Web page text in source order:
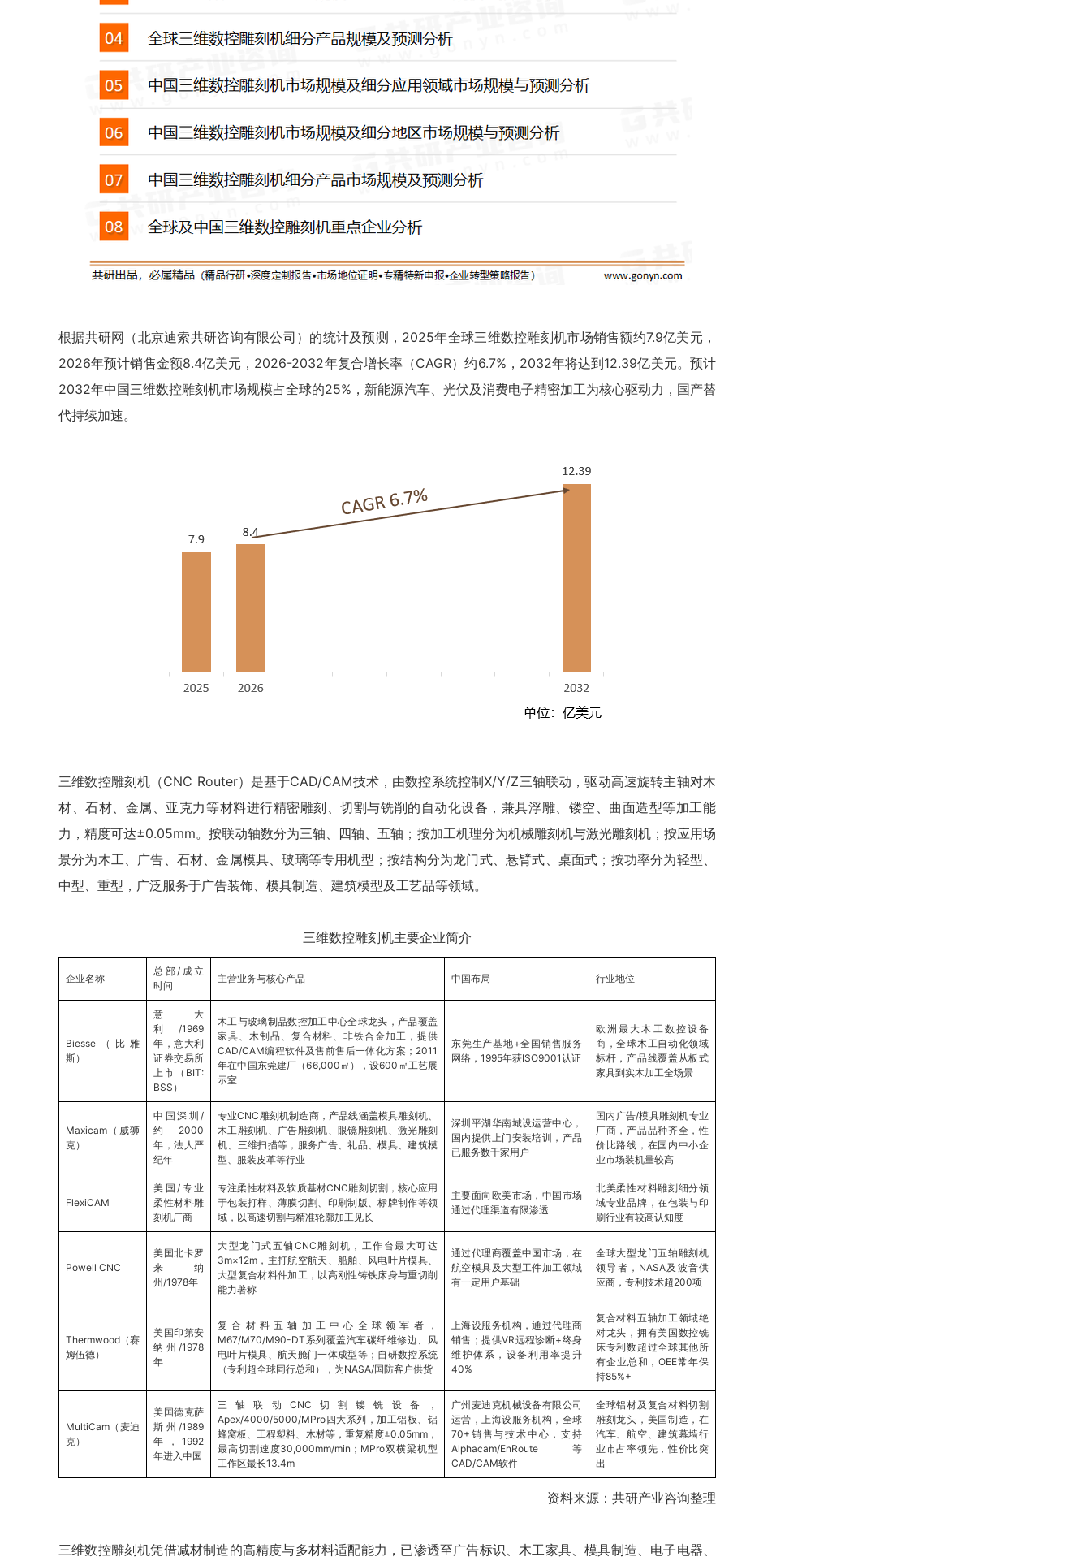
根据共研网（北京迪索共研咨询有限公司）的统计及预测，2025年全球三维数控雕刻机市场销售额约7.9亿美元，
2026年预计销售金额8.4亿美元，2026-2032年复合增长率（CAGR）约6.7%，2032年将达到12.39亿美元。预计
2032年中国三维数控雕刻机市场规模占全球的25%，新能源汽车、光伏及消费电子精密加工为核心驱动力，国产替
代持续加速。
三维数控雕刻机（CNC Router）是基于CAD/CAM技术，由数控系统控制X/Y/Z三轴联动，驱动高速旋转主轴对木
材、石材、金属、亚克力等材料进行精密雕刻、切割与铣削的自动化设备，兼具浮雕、镂空、曲面造型等加工能
力，精度可达±0.05mm。按联动轴数分为三轴、四轴、五轴；按加工机理分为机械雕刻机与激光雕刻机；按应用场
景分为木工、广告、石材、金属模具、玻璃等专用机型；按结构分为龙门式、悬臂式、桌面式；按功率分为轻型、
中型、重型，广泛服务于广告装饰、模具制造、建筑模型及工艺品等领域。
三维数控雕刻机主要企业简介
企业名称
总部/成立
时间
主营业务与核心产品 中国布局 行业地位
Biesse（比雅
斯）
意大
利/1969
年，意大利
证券交易所
上市（BIT:
BSS）
木工与玻璃制品数控加工中心全球龙头，产品覆盖
家具、木制品、复合材料、非铁合金加工，提供
CAD/CAM编程软件及售前售后一体化方案；2011
年在中国东莞建厂（66,000㎡），设600㎡工艺展
示室
东莞生产基地+全国销售服务
网络，1995年获ISO9001认证
欧洲最大木工数控设备
商，全球木工自动化领域
标杆，产品线覆盖从板式
家具到实木加工全场景
Maxicam（威狮
克）
中国深圳/
约2000
年，法人严
纪年
专业CNC雕刻机制造商，产品线涵盖模具雕刻机、
木工雕刻机、广告雕刻机、眼镜雕刻机、激光雕刻
机、三维扫描等，服务广告、礼品、模具、建筑模
型、服装皮革等行业
深圳平湖华南城设运营中心，
国内提供上门安装培训，产品
已服务数千家用户
国内广告/模具雕刻机专业
厂商，产品品种齐全，性
价比路线，在国内中小企
业市场装机量较高
FlexiCAM
美国/专业
柔性材料雕
刻机厂商
专注柔性材料及软质基材CNC雕刻切割，核心应用
于包装打样、薄膜切割、印刷制版、标牌制作等领
域，以高速切割与精准轮廓加工见长
主要面向欧美市场，中国市场
通过代理渠道有限渗透
北美柔性材料雕刻细分领
域专业品牌，在包装与印
刷行业有较高认知度
Powell CNC
美国北卡罗
来纳
州/1978年
大型龙门式五轴CNC雕刻机，工作台最大可达
3m×12m，主打航空航天、船舶、风电叶片模具、
大型复合材料件加工，以高刚性铸铁床身与重切削
能力著称
通过代理商覆盖中国市场，在
航空模具及大型工件加工领域
有一定用户基础
全球大型龙门五轴雕刻机
领导者，NASA及波音供
应商，专利技术超200项
Thermwood（赛
姆伍德）
美国印第安
纳州/1978
年
复合材料五轴加工中心全球领军者，
M67/M70/M90-DT系列覆盖汽车碳纤维修边、风
电叶片模具、航天舱门一体成型等；自研数控系统
（专利超全球同行总和），为NASA/国防客户供货
上海设服务机构，通过代理商
销售；提供VR远程诊断+终身
维护体系，设备利用率提升
40%
复合材料五轴加工领域绝
对龙头，拥有美国数控铣
床专利数超过全球其他所
有企业总和，OEE常年保
持85%+
MultiCam（麦迪
克）
美国德克萨
斯州/1989
年，1992
年进入中国
三轴联动CNC切割镂铣设备，
Apex/4000/5000/MPro四大系列，加工铝板、铝
蜂窝板、工程塑料、木材等，重复精度±0.05mm，
最高切割速度30,000mm/min；MPro双横梁机型
工作区最长13.4m
广州麦迪克机械设备有限公司
运营，上海设服务机构，全球
70+销售与技术中心，支持
Alphacam/EnRoute等
CAD/CAM软件
全球铝材及复合材料切割
雕刻龙头，美国制造，在
汽车、航空、建筑幕墙行
业市占率领先，性价比突
出
资料来源：共研产业咨询整理
三维数控雕刻机凭借减材制造的高精度与多材料适配能力，已渗透至广告标识、木工家具、模具制造、电子电器、